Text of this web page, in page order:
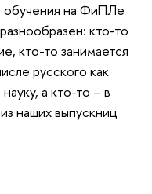
обучения на ФиПЛе
кто-то
кто-то занимается
русского как
а кто-то – в
наших выпускниц